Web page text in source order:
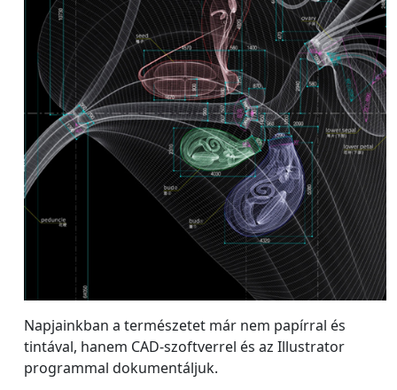
Napjainkban a természetet már nem papírral és
tintával, hanem CAD-szoftverrel és az Illustrator
programmal dokumentáljuk.